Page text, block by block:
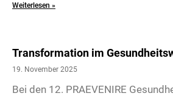
Weiterlesen »
Transformation im
19. November 2025
Bei den 12. PRAEVENIRE